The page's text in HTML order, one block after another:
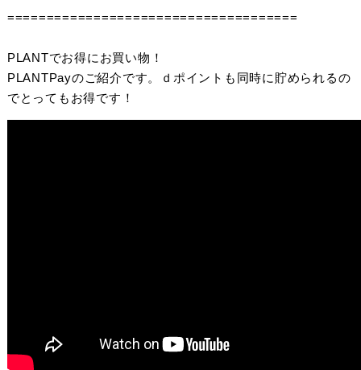
=====================================
PLANTでお得にお買い物！
PLANTPayのご紹介です。ｄポイントも同時に貯められるの
でとってもお得です！